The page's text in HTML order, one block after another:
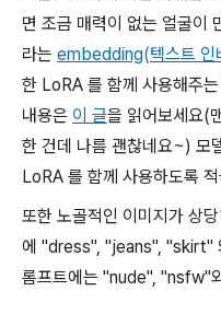
면 조금 매력이 없는 얼굴
라는 embedding(텍스트 인
한 LoRA 를 함께 사용해주
내용은 이 글을 읽어보세요(
한 건데 나름 괜찮네요~) 모
LoRA 를 함께 사용하도록
또한 노골적인 이미지가 상
에 "dress", "jeans", "skirt"
롬프트에는 "nude", "nsfw"